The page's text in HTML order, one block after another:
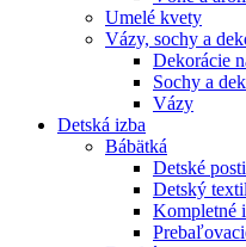
Umelé kvety
Vázy, sochy a
Dekorácie
Sochy a
Vázy
Detská izba
Bábätká
Detské
Detský textil
Kompletné